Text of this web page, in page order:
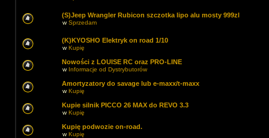
(S)Jeep Wrangler Rubicon szczotka lipo alu mosty 999zl
wSprzedam
(K)KYOSHO Elektryk on road 1/10
wKupię
Nowości z LOUISE RC oraz PRO-LINE
w Informacje od Dystrybutorów
Amortyzatory do savage lub e-maxx/t-maxx
wKupię
Kupie silnik PICCO 26 MAX do REVO 3.3
wKupię
Kupię podwozie on-road.
wKupię